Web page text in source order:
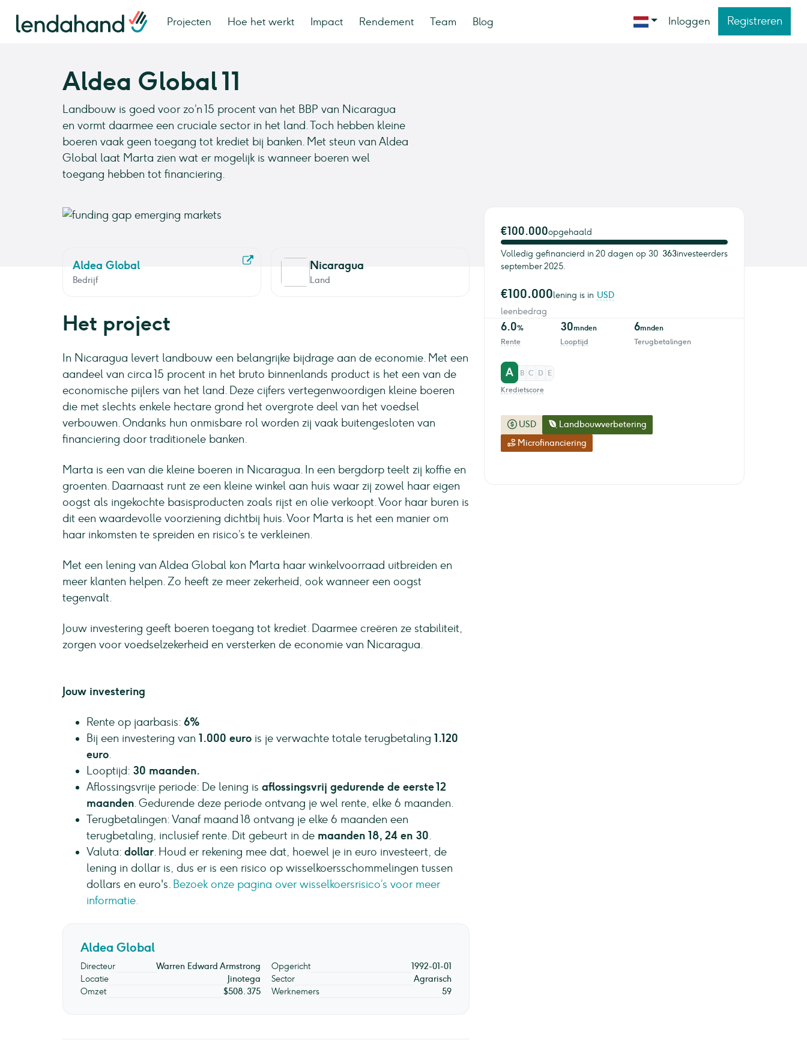
Projecten Hoe het werkt Impact Rendement Team Blog Inloggen Registreren
Aldea Global 11
Landbouw is goed voor zo’n 15 procent van het BBP van Nicaragua
en vormt daarmee een cruciale sector in het land. Toch hebben kleine
boeren vaak geen toegang tot krediet bij banken. Met steun van Aldea
Global laat Marta zien wat er mogelijk is wanneer boeren wel
toegang hebben tot financiering.
Aldea Global
Bedrijf
Nicaragua
Land
Het project
In Nicaragua levert landbouw een belangrijke bijdrage aan de economie. Met een
aandeel van circa 15 procent in het bruto binnenlands product is het een van de
economische pijlers van het land. Deze cijfers vertegenwoordigen kleine boeren
die met slechts enkele hectare grond het overgrote deel van het voedsel
verbouwen. Ondanks hun onmisbare rol worden zij vaak buitengesloten van
financiering door traditionele banken.
Marta is een van die kleine boeren in Nicaragua. In een bergdorp teelt zij koffie en
groenten. Daarnaast runt ze een kleine winkel aan huis waar zij zowel haar eigen
oogst als ingekochte basisproducten zoals rijst en olie verkoopt. Voor haar buren is
dit een waardevolle voorziening dichtbij huis. Voor Marta is het een manier om
haar inkomsten te spreiden en risico’s te verkleinen.
Met een lening van Aldea Global kon Marta haar winkelvoorraad uitbreiden en
meer klanten helpen. Zo heeft ze meer zekerheid, ook wanneer een oogst
tegenvalt.
Jouw investering geeft boeren toegang tot krediet. Daarmee creëren ze stabiliteit,
zorgen voor voedselzekerheid en versterken de economie van Nicaragua.
Jouw investering
Rente op jaarbasis: 6%
Bij een investering van 1.000 euro is je verwachte totale terugbetaling 1.120
euro.
Looptijd: 30 maanden.
Aflossingsvrije periode: De lening is aflossingsvrij gedurende de eerste 12
maanden. Gedurende deze periode ontvang je wel rente, elke 6 maanden.
Terugbetalingen: Vanaf maand 18 ontvang je elke 6 maanden een
terugbetaling, inclusief rente. Dit gebeurt in de maanden 18, 24 en 30.
Valuta: dollar. Houd er rekening mee dat, hoewel je in euro investeert, de
lening in dollar is, dus er is een risico op wisselkoersschommelingen tussen
dollars en euro's. Bezoek onze pagina over wisselkoersrisico’s voor meer
informatie.
Aldea Global
Directeur Warren Edward Armstrong Opgericht
1992-01-01
Locatie
Jinotega Sector
Agrarisch
Omzet
$508.375 Werknemers 59
€100.000opgehaald
Volledig gefinancierd in 20 dagen op 30
september 2025.
363investeerders
€100.000lening is in USD
leenbedrag
6.0%
Rente
30mnden
Looptijd
6mnden
Terugbetalingen
A B C D
E
Kredietscore
USD
Landbouwverbetering
Microfinanciering